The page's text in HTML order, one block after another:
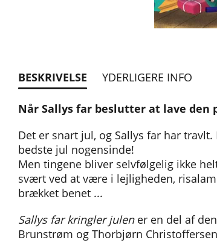
BESKRIVELSE YDERLIGERE INFO
Når Sallys far beslutter at lave
Det er snart jul, og Sallys far har
bedste jul nogensinde!
Men tingene bliver selvfølgelig ikke
svært ved at være i lejligheden,
brækket benet ...
Sallys far kringler julener en del af
Brunstrøm og Thorbjørn